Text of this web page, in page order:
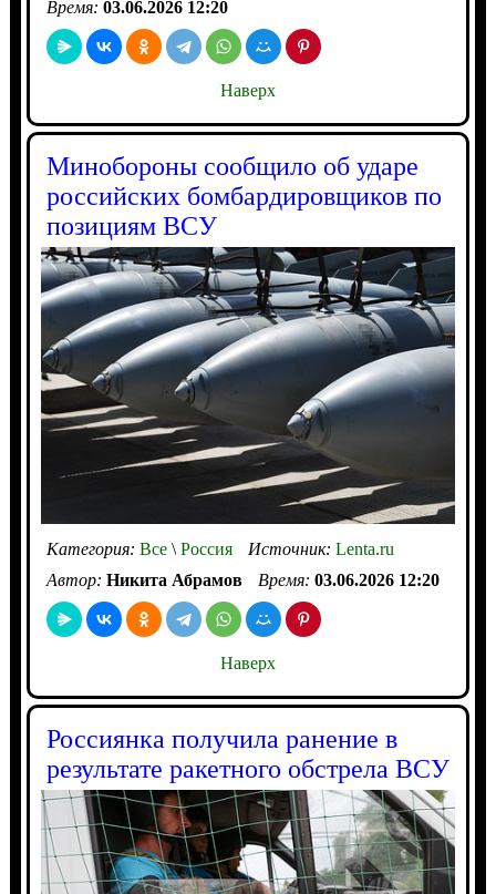
Время: 03.06.2026 12:20
Наверх
Минобороны сообщило об ударе
российских бомбардировщиков по
позициям ВСУ
Категория: Все\Россия Источник: Lenta.ru
Автор: Никита Абрамов Время: 03.06.2026 12:20
Наверх
Россиянка получила ранение в
результате ракетного обстрела ВСУ